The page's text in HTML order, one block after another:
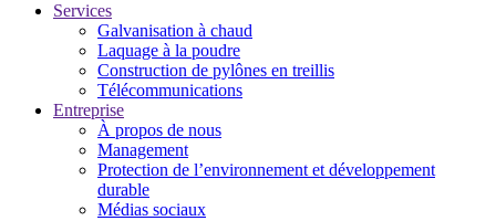
Services
Galvanisation à chaud
Laquage à la poudre
Construction de pylônes en treillis
Télécommunications
Entreprise
À propos de nous
Management
Protection de l’environnement et développement
durable
Médias sociaux